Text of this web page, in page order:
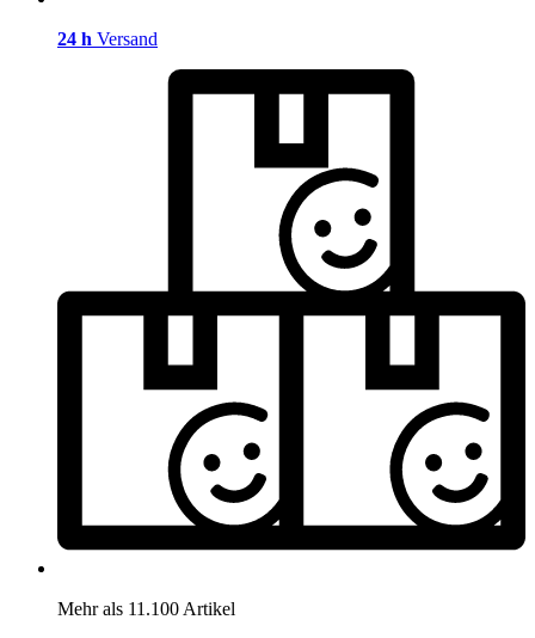
24 h Versand
Mehr als 11.100 Artikel